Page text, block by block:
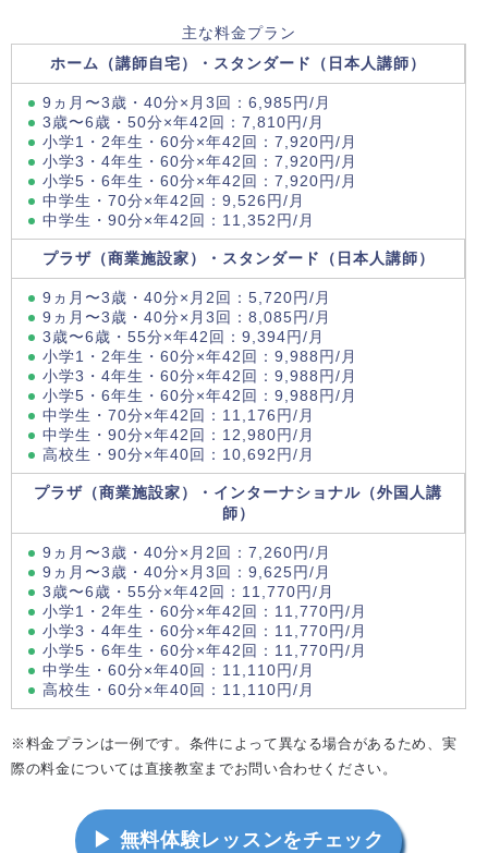
主な料金プラン
ホーム（講師自宅）・スタンダード（日本人講師）
9ヵ月〜3歳・40分×月3回：6,985円/月
3歳〜6歳・50分×年42回：7,810円/月
小学1・2年生・60分×年42回：7,920円/月
小学3・4年生・60分×年42回：7,920円/月
小学5・6年生・60分×年42回：7,920円/月
中学生・70分×年42回：9,526円/月
中学生・90分×年42回：11,352円/月
プラザ（商業施設家）・スタンダード（日本人講師）
9ヵ月〜3歳・40分×月2回：5,720円/月
9ヵ月〜3歳・40分×月3回：8,085円/月
3歳〜6歳・55分×年42回：9,394円/月
小学1・2年生・60分×年42回：9,988円/月
小学3・4年生・60分×年42回：9,988円/月
小学5・6年生・60分×年42回：9,988円/月
中学生・70分×年42回：11,176円/月
中学生・90分×年42回：12,980円/月
高校生・90分×年40回：10,692円/月
プラザ（商業施設家）・インターナショナル（外国人講
師）
9ヵ月〜3歳・40分×月2回：7,260円/月
9ヵ月〜3歳・40分×月3回：9,625円/月
3歳〜6歳・55分×年42回：11,770円/月
小学1・2年生・60分×年42回：11,770円/月
小学3・4年生・60分×年42回：11,770円/月
小学5・6年生・60分×年42回：11,770円/月
中学生・60分×年40回：11,110円/月
高校生・60分×年40回：11,110円/月
※料金プランは一例です。条件によって異なる場合があるため、実
際の料金については直接教室までお問い合わせください。
▶ 無料体験レッスンをチェック